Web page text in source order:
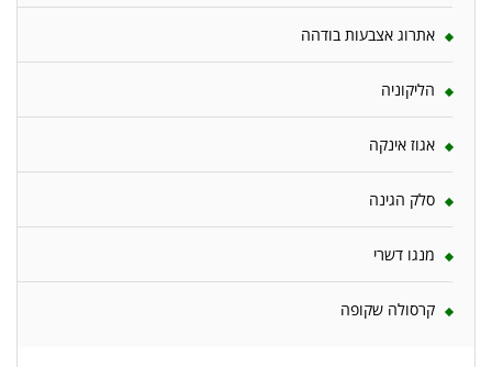
אתרוג אצבעות בודהה
הליקוניה
אגוז אינקה
סלק הגינה
מנגו דשרי
קרסולה שקופה